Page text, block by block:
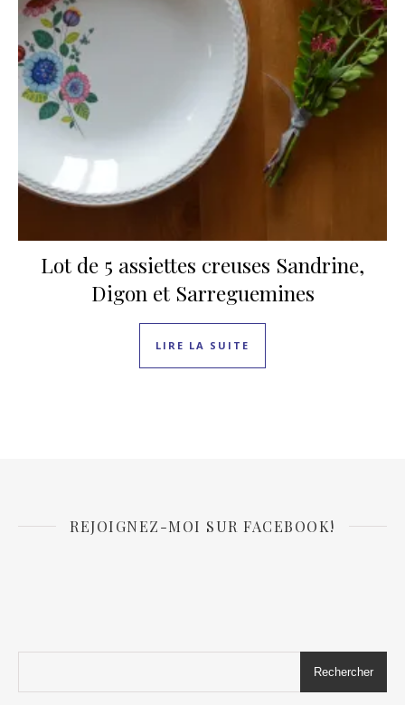
Lot de 5 assiettes creuses Sandrine,
Digon et Sarreguemines
LIRE LA SUITE
REJOIGNEZ-MOI SUR FACEBOOK!
Rechercher